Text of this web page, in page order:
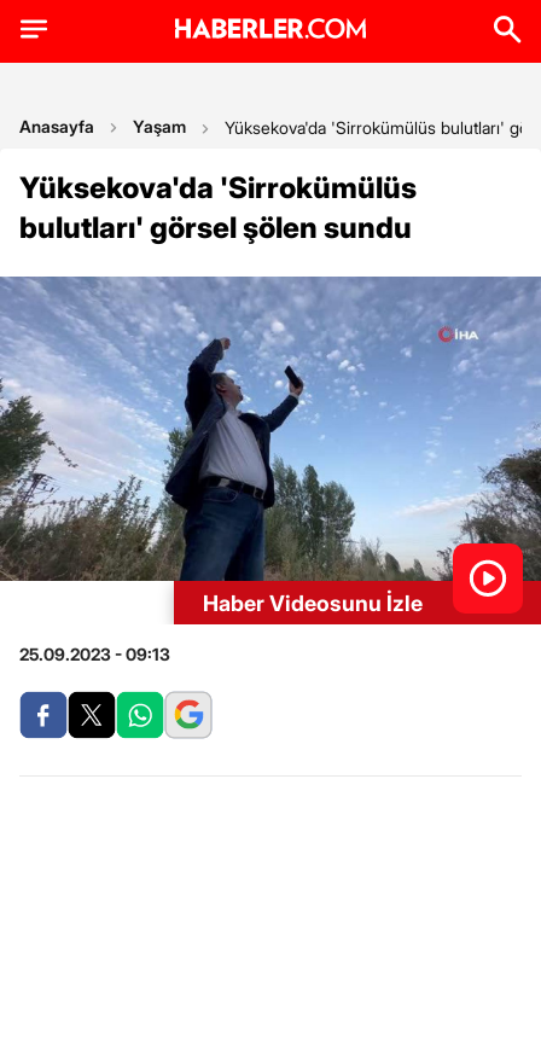
Anasayfa Yaşam Yüksekova'da 'Sirrokümülüs bulutları'
Yüksekova'da 'Sirrokümülüs
bulutları' görsel şölen sundu
Haber Videosunu İzle
25.09.2023 - 09:13